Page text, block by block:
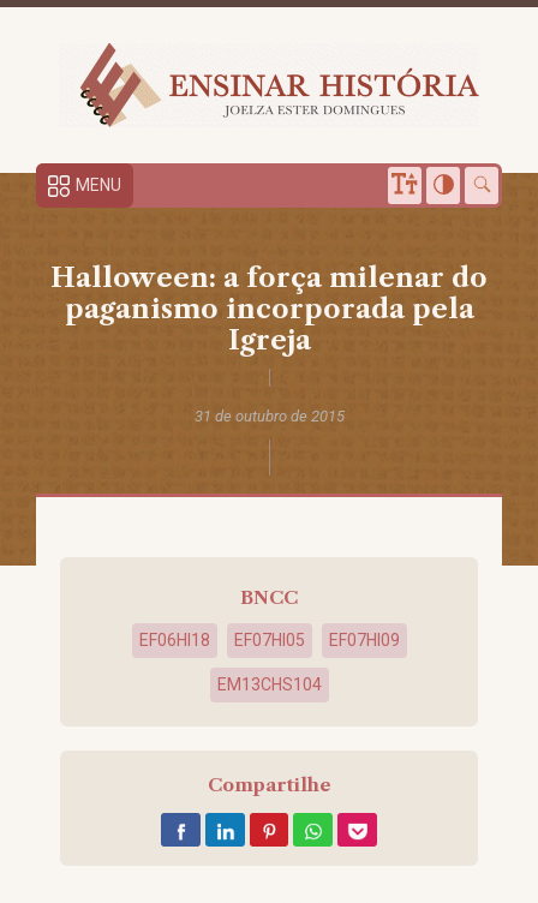
MENU
Halloween: a força milenar do
paganismo incorporada pela
Igreja
31 de outubro de 2015
BNCC
EF06HI18 EF07HI05 EF07HI09
EM13CHS104
Compartilhe